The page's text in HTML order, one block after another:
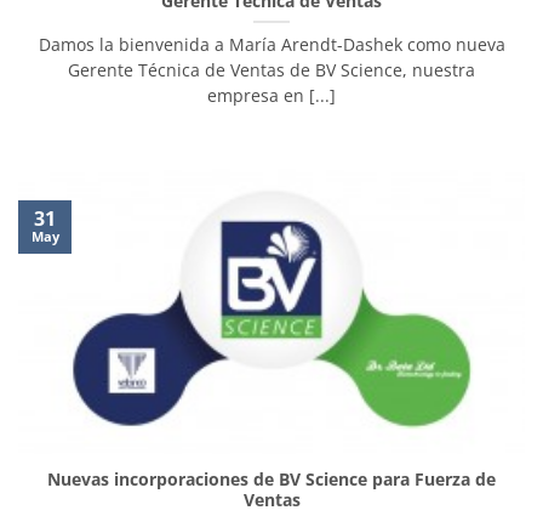
Damos la bienvenida a María Arendt-Dashek como nueva
Gerente Técnica de Ventas de BV Science, nuestra
empresa en [...]
Nuevas incorporaciones de BV Science para Fuerza de
Ventas
31
May